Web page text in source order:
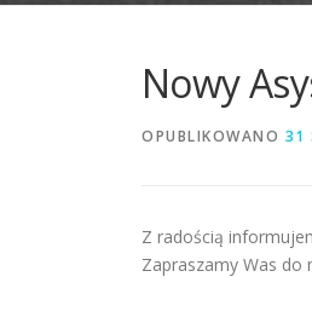
Nowy
OPUBLIKOWANO 31
Z radością
Zapraszamy Was do